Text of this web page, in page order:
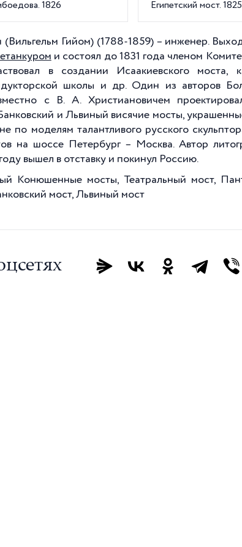
1826
Египетский мост.
(Вильгельм Гийом) (1788-1859) – инженер.
и состоял до 1831 года членом
в создании Исаакиевского
школы и др. Один из авторов
с В. А. Христиановичем
и Львиный висячие мосты,
по моделям талантливого русского
на шоссе Петербург – Москва. Автор
вышел в отставку и покинул Россию.
Конюшенные мосты, Театральный мост,
мост, Львиный мост